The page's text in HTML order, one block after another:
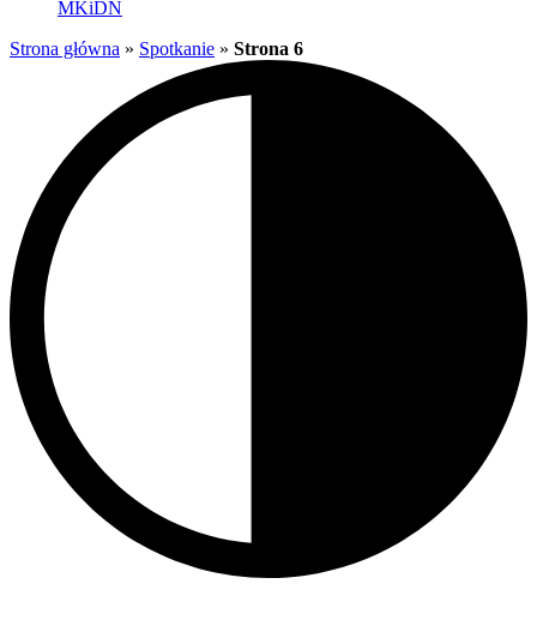
MKiDN
Strona główna » Spotkanie » Strona 6